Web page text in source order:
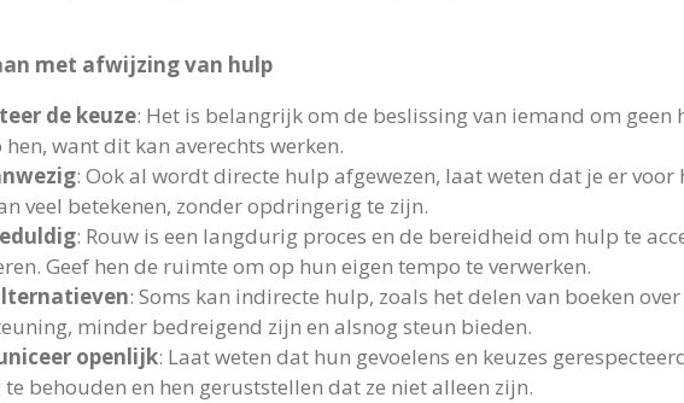
met afwijzing van hulp
de keuze: Het is belangrijk om de beslissing van iemand om geen
want dit kan averechts werken.
: Ook al wordt directe hulp afgewezen, laat weten dat je er voor
veel betekenen, zonder opdringerig te zijn.
: Rouw is een langdurig proces en de bereidheid om hulp te
Geef hen de ruimte om op hun eigen tempo te verwerken.
: Soms kan indirecte hulp, zoals het delen van boeken
minder bedreigend zijn en alsnog steun bieden.
openlijk: Laat weten dat hun gevoelens en keuzes
behouden en hen geruststellen dat ze niet alleen zijn.